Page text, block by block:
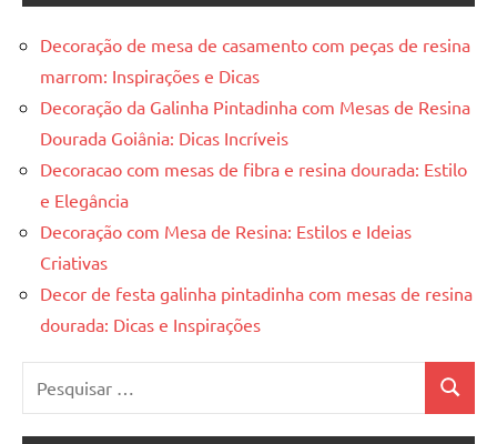
Decoração de mesa de casamento com peças de resina
marrom: Inspirações e Dicas
Decoração da Galinha Pintadinha com Mesas de Resina
Dourada Goiânia: Dicas Incríveis
Decoracao com mesas de fibra e resina dourada: Estilo
e Elegância
Decoração com Mesa de Resina: Estilos e Ideias
Criativas
Decor de festa galinha pintadinha com mesas de resina
dourada: Dicas e Inspirações